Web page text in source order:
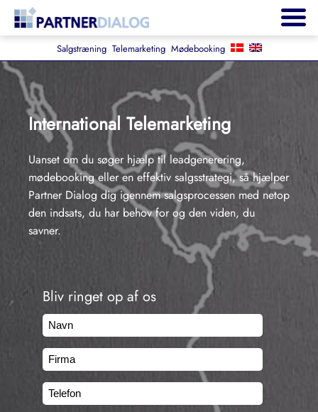
Salgstræning Telemarketing Mødebooking
International Telemarketing
Uanset om du søger hjælp til leadgenerering,
mødebooking eller en effektiv salgsstrategi, så hjælper
Partner Dialog dig igennem salgsprocessen med netop
den indsats, du har behov for og den viden, du
savner.
Bliv ringet op af os
Navn
Firma
Telefon